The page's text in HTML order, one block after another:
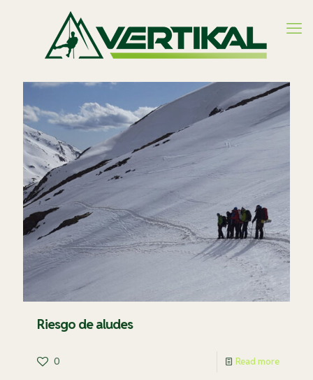
Riesgo de aludes
0 Read more